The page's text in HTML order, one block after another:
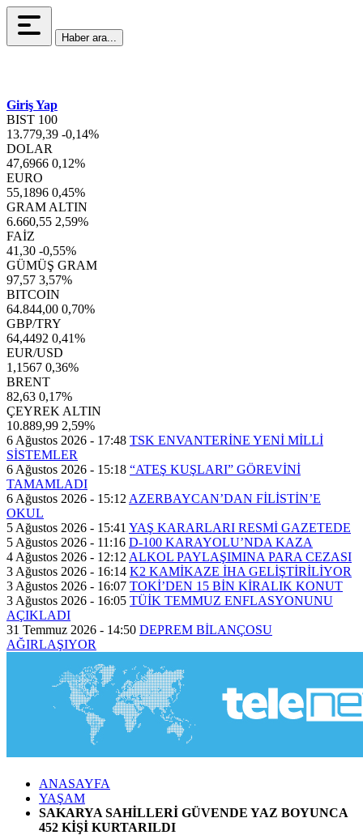
Haber ara...
Giriş Yap
BIST 100
13.779,39 -0,14%
DOLAR
47,6966 0,12%
EURO
55,1896 0,45%
GRAM ALTIN
6.660,55 2,59%
FAİZ
41,30 -0,55%
GÜMÜŞ GRAM
97,57 3,57%
BITCOIN
64.844,00 0,70%
GBP/TRY
64,4492 0,41%
EUR/USD
1,1567 0,36%
BRENT
82,63 0,17%
ÇEYREK ALTIN
10.889,99 2,59%
6 Ağustos 2026 - 17:48 TSK ENVANTERİNE YENİ MİLLİ
SİSTEMLER
6 Ağustos 2026 - 15:18 “ATEŞ KUŞLARI” GÖREVİNİ
TAMAMLADI
6 Ağustos 2026 - 15:12 AZERBAYCAN’DAN FİLİSTİN’E
OKUL
5 Ağustos 2026 - 15:41 YAŞ KARARLARI RESMİ GAZETEDE
5 Ağustos 2026 - 11:16 D-100 KARAYOLU’NDA KAZA
4 Ağustos 2026 - 12:12 ALKOL PAYLAŞIMINA PARA CEZASI
3 Ağustos 2026 - 16:14 K2 KAMİKAZE İHA GELİŞTİRİLİYOR
3 Ağustos 2026 - 16:07 TOKİ’DEN 15 BİN KİRALIK KONUT
3 Ağustos 2026 - 16:05 TÜİK TEMMUZ ENFLASYONUNU
AÇIKLADI
31 Temmuz 2026 - 14:50 DEPREM BİLANÇOSU
AĞIRLAŞIYOR
ANASAYFA
YAŞAM
SAKARYA SAHİLLERİ GÜVENDE YAZ BOYUNCA
452 KİŞİ KURTARILDI